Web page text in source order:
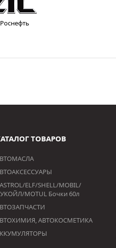
ТОВАРОВ
ELF/SHELL/MOBIL/
MOTUL Бочки 60л
АВТОКОСМЕТИКА